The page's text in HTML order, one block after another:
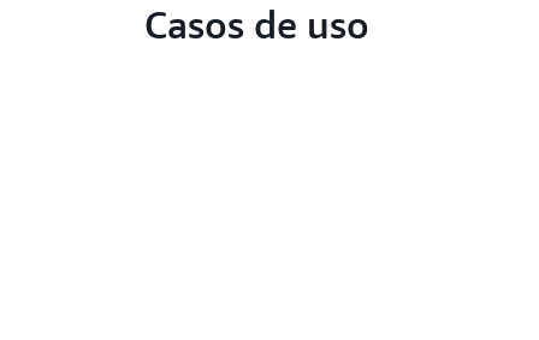
Casos de uso